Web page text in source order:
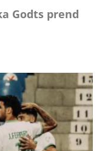
Godts prend